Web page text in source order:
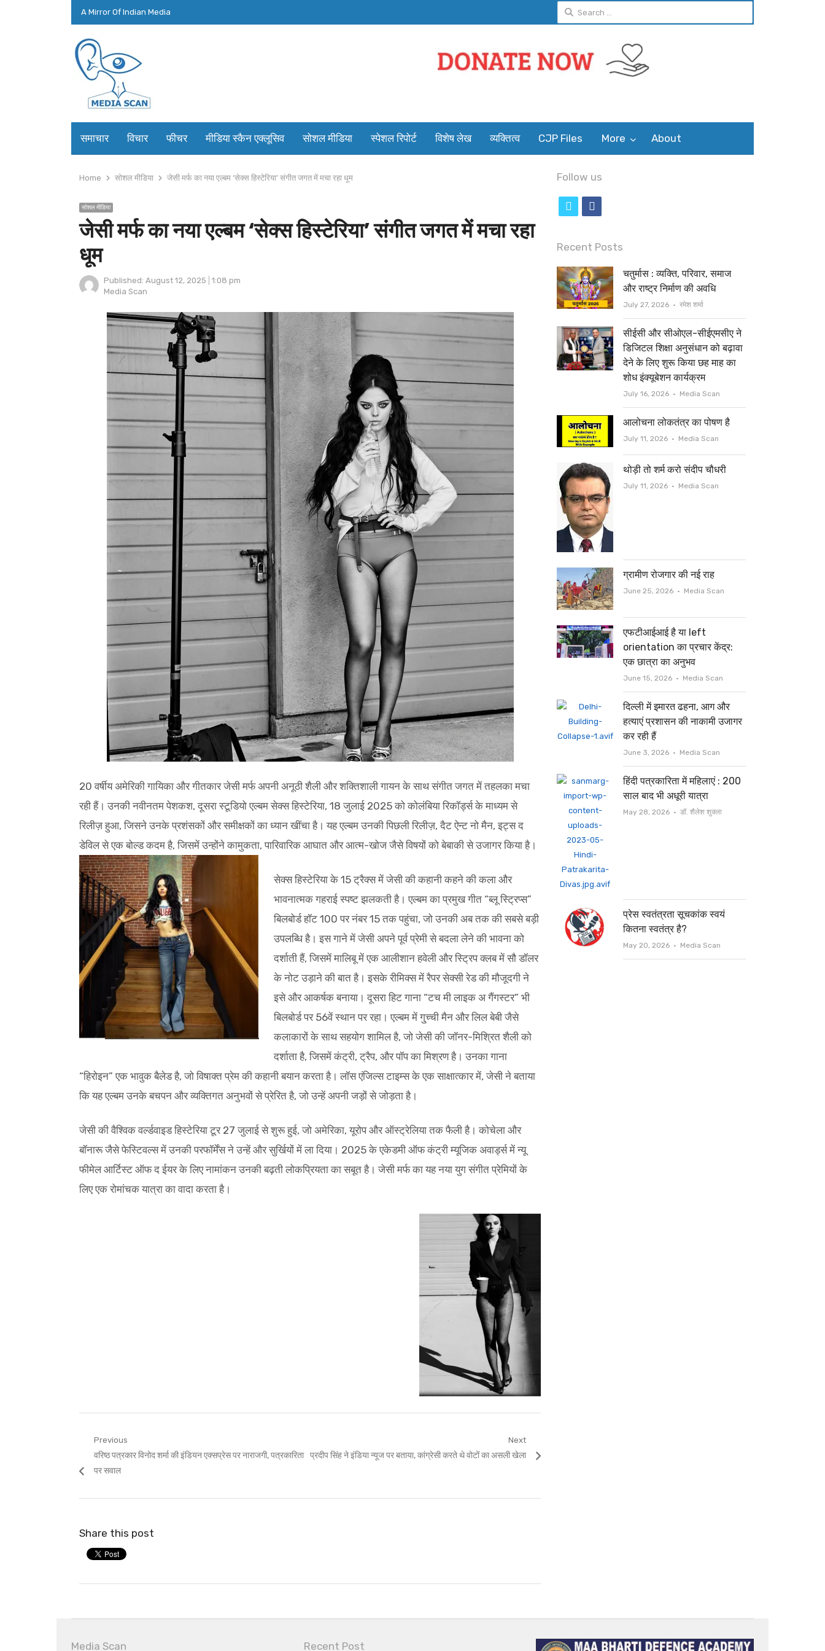
A Mirror Of Indian Media
Search
for:
समाचार विचार फीचर मीडिया स्कैन एक्लूसिव सोशल मीडिया स्पेशल रिपोर्ट विशेष लेख व्यक्तित्व CJP Files More About
Home सोशल मीडिया जेसी मर्फ का नया एल्बम ‘सेक्स हिस्टेरिया’ संगीत जगत में मचा रहा धूम
सोशल मीडिया
जेसी मर्फ का नया एल्बम ‘सेक्स हिस्टेरिया’ संगीत जगत में मचा रहा
धूम
Published: August 12, 2025
1:08 pm
Author
Media Scan
20 वर्षीय अमेरिकी गायिका और गीतकार जेसी मर्फ अपनी अनूठी शैली और शक्तिशाली गायन के साथ संगीत जगत में तहलका मचा
रही हैं। उनकी नवीनतम पेशकश, दूसरा स्टूडियो एल्बम सेक्स हिस्टेरिया, 18 जुलाई 2025 को कोलंबिया रिकॉर्ड्स के माध्यम से
रिलीज़ हुआ, जिसने उनके प्रशंसकों और समीक्षकों का ध्यान खींचा है। यह एल्बम उनकी पिछली रिलीज़, दैट ऐन्ट नो मैन, इट्स द
डेविल से एक बोल्ड कदम है, जिसमें उन्होंने कामुकता, पारिवारिक आघात और आत्म-खोज जैसे विषयों को बेबाकी से उजागर किया है।
सेक्स हिस्टेरिया के 15 ट्रैक्स में जेसी की कहानी कहने की कला और
भावनात्मक गहराई स्पष्ट झलकती है। एल्बम का प्रमुख गीत “ब्लू स्ट्रिप्स”
बिलबोर्ड हॉट 100 पर नंबर 15 तक पहुंचा, जो उनकी अब तक की सबसे बड़ी
उपलब्धि है। इस गाने में जेसी अपने पूर्व प्रेमी से बदला लेने की भावना को
दर्शाती हैं, जिसमें मालिबू में एक आलीशान हवेली और स्ट्रिप क्लब में सौ डॉलर
के नोट उड़ाने की बात है। इसके रीमिक्स में रैपर सेक्सी रेड की मौजूदगी ने
इसे और आकर्षक बनाया। दूसरा हिट गाना “टच मी लाइक अ गैंगस्टर” भी
बिलबोर्ड पर 56वें स्थान पर रहा। एल्बम में गु्च्ची मैन और लिल बेबी जैसे
कलाकारों के साथ सहयोग शामिल है, जो जेसी की जॉनर-मिश्रित शैली को
दर्शाता है, जिसमें कंट्री, ट्रैप, और पॉप का मिश्रण है। उनका गाना
“हिरोइन” एक भावुक बैलेड है, जो विषाक्त प्रेम की कहानी बयान करता है। लॉस एंजिल्स टाइम्स के एक साक्षात्कार में, जेसी ने बताया
कि यह एल्बम उनके बचपन और व्यक्तिगत अनुभवों से प्रेरित है, जो उन्हें अपनी जड़ों से जोड़ता है।
जेसी की वैश्विक वर्ल्डवाइड हिस्टेरिया टूर 27 जुलाई से शुरू हुई, जो अमेरिका, यूरोप और ऑस्ट्रेलिया तक फैली है। कोचेला और
बॉनारू जैसे फेस्टिवल्स में उनकी परफॉर्मेंस ने उन्हें और सुर्खियों में ला दिया। 2025 के एकेडमी ऑफ कंट्री म्यूजिक अवार्ड्स में न्यू
फीमेल आर्टिस्ट ऑफ द ईयर के लिए नामांकन उनकी बढ़ती लोकप्रियता का सबूत है। जेसी मर्फ का यह नया युग संगीत प्रेमियों के
लिए एक रोमांचक यात्रा का वादा करता है।
Post
navigation
Previous
Previous
post:
वरिष्ठ पत्रकार विनोद शर्मा की इंडियन एक्सप्रेस पर नाराजगी, पत्रकारिता
पर सवाल
Next
Next
प्रदीप सिंह ने इंडिया न्यूज पर बताया, कांग्रेसी करते थे वोटों का असली खेला
Share this post
Follow us
i
t
t
e
r
c
e
b
o
o
k
Recent Posts
चतुर्मास : व्यक्ति, परिवार, समाज
और राष्ट्र निर्माण की अवधि
July 27, 2026 Author
रमेश शर्मा
सीईसी और सीओएल-सीईएमसीए ने
डिजिटल शिक्षा अनुसंधान को बढ़ावा
देने के लिए शुरू किया छह माह का
शोध इंक्यूबेशन कार्यक्रम
July 16, 2026 Author
Media Scan
आलोचना लोकतंत्र का पोषण है
July 11, 2026 Author
Media Scan
थोड़ी तो शर्म करो संदीप चौधरी
July 11, 2026 Author
Media Scan
ग्रामीण रोजगार की नई राह
June 25, 2026 Author
Media Scan
एफटीआईआई है या left
orientation का प्रचार केंद्र:
एक छात्रा का अनुभव
June 15, 2026 Author
Media Scan
दिल्ली में इमारत ढहना, आग और
हत्याएं प्रशासन की नाकामी उजागर
कर रही हैं
June 3, 2026 Author
Media Scan
हिंदी पत्रकारिता में महिलाएं : 200
साल बाद भी अधूरी यात्रा
May 28, 2026 Author
डॉ. शैलेश शुक्ला
प्रेस स्वतंत्रता सूचकांक स्वयं
कितना स्वतंत्र है?
May 20, 2026 Author
Media Scan
Media Scan Recent Post